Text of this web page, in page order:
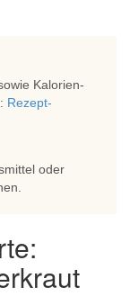
Kalorien-
Rezept-
oder